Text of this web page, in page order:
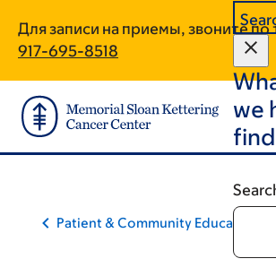
main
content
footer
Для записи на приемы, звоните
917-695-8518
we
Patient & Community Education